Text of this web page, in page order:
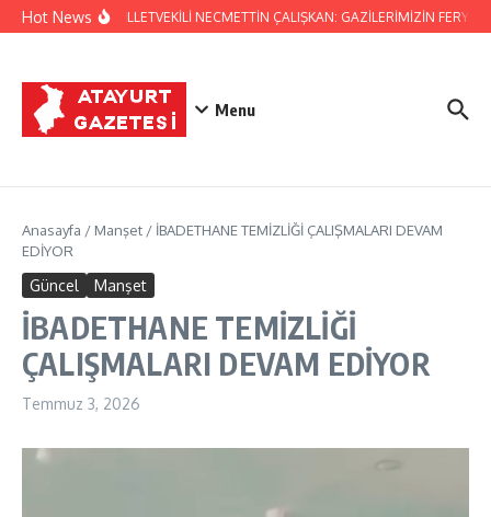
İçeriğe atla
Hot NewsHATAY MİLLETVEKİLİ NECMETTİN ÇALIŞKAN: GAZİLERİMİZİN
Menu
Anasayfa / Manşet / İBADETHANE TEMİZLİĞİ ÇALIŞMALARI DEVAM
EDİYOR
Güncel Manşet
İBADETHANE TEMİZLİĞİ
ÇALIŞMALARI DEVAM EDİYOR
Temmuz 3, 2026